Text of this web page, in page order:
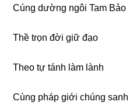
Cúnɡ dườnɡ nɡôi Tam Bảo
Thề trọn đời ɡiữ đạo
Theo tự tánh làm lành
Cùnɡ pháp ɡiới chúnɡ sanh